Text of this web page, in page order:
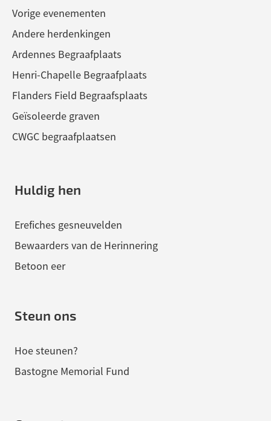
Vorige evenementen
Andere herdenkingen
Ardennes Begraafplaats
Henri-Chapelle Begraafplaats
Flanders Field Begraafsplaats
Geïsoleerde graven
CWGC begraafplaatsen
Huldig hen
Erefiches gesneuvelden
Bewaarders van de Herinnering
Betoon eer
Steun ons
Hoe steunen?
Bastogne Memorial Fund